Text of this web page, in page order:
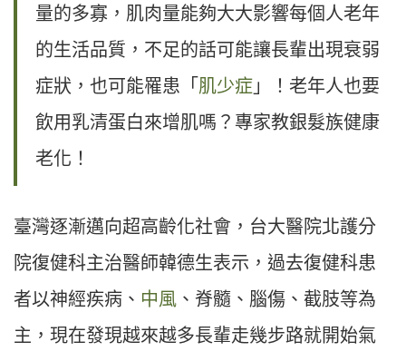
量的多寡，肌肉量能夠大大影響每個人老年
的生活品質，不足的話可能讓長輩出現衰弱
症狀，也可能罹患「 肌少症 」！老年人也要
飲用乳清蛋白來增肌嗎？專家教銀髮族健康
老化！
臺灣逐漸邁向超高齡化社會，台大醫院北護分
院復健科主治醫師韓德生表示，過去復健科患
者以神經疾病、 中風 、脊髓、腦傷、截肢等為
主，現在發現越來越多長輩走幾步路就開始氣